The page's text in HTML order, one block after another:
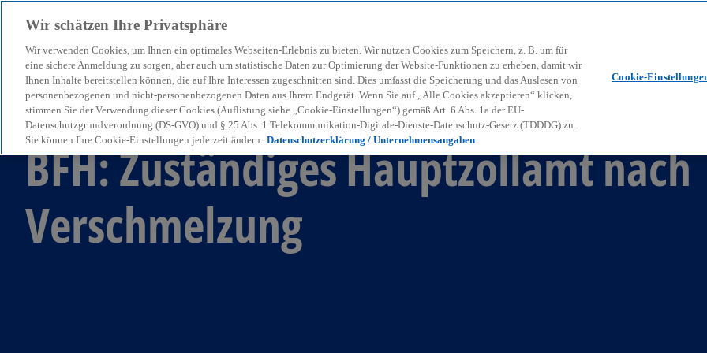
menu
KPMG Tax News
BFH: Zuständiges Hauptzollamt nach
Verschmelzung
Wir schätzen Ihre Privatsphäre
Wir verwenden Cookies, um Ihnen ein optimales Webseiten-Erlebnis zu bieten. Wir nutzen Cookies zum Speichern, z. B. um für
eine sichere Anmeldung zu sorgen, aber auch um statistische Daten zur Optimierung der Website-Funktionen zu erheben, damit wir
Ihnen Inhalte bereitstellen können, die auf Ihre Interessen zugeschnitten sind. Dies umfasst die Speicherung und das Auslesen von
personenbezogenen und nicht-personenbezogenen Daten aus Ihrem Endgerät. Wenn Sie auf „Alle Cookies akzeptieren“ klicken,
stimmen Sie der Verwendung dieser Cookies (Auflistung siehe „Cookie-Einstellungen“) gemäß Art. 6 Abs. 1a der EU-
Datenschutzgrundverordnung (DS-GVO) und § 25 Abs. 1 Telekommunikation-Digitale-Dienste-Datenschutz-Gesetz (TDDDG) zu.
Sie können Ihre Cookie-Einstellungen jederzeit ändern. Datenschutzerklärung / Unternehmensangaben
Cookie-